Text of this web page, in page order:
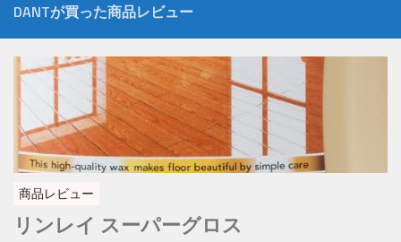
DANTが買った商品レビュー
商品レビュー
リンレイ スーパーグロス